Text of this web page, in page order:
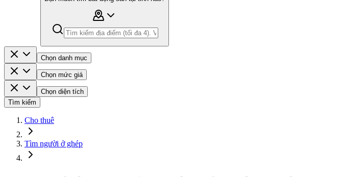
Chọn danh mục
Chọn mức giá
Chọn diện tích
Tìm kiếm
Cho thuê
Tìm người ở ghép